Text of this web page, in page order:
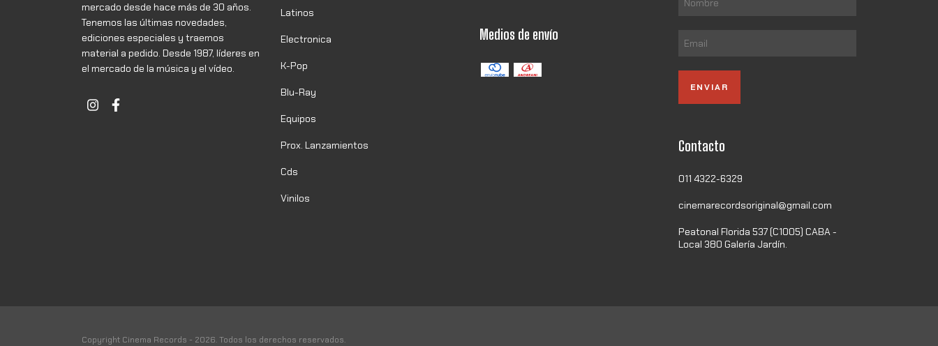
mercado desde hace más de 30 años.
Tenemos las últimas novedades,
ediciones especiales y traemos
material a pedido. Desde 1987, líderes en
el mercado de la música y el vídeo.
Latinos
Electronica
K-Pop
Blu-Ray
Equipos
Prox. Lanzamientos
Cds
Vinilos
Medios de envío
Contacto
011 4322-6329
cinemarecordsoriginal@gmail.com
Peatonal Florida 537 (C1005) CABA -
Local 380 Galería Jardín.
Copyright Cinema Records - 2026. Todos los derechos reservados.